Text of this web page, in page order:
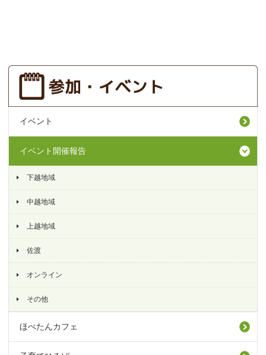
イベント
イベント開催報告
下越地域
中越地域
上越地域
佐渡
オンライン
その他
ほぺたんカフェ